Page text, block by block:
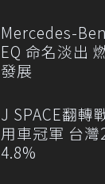
Mercedes-
EQ 命名淡出
發展
J SPACE翻轉
用車冠軍 台
4.8%